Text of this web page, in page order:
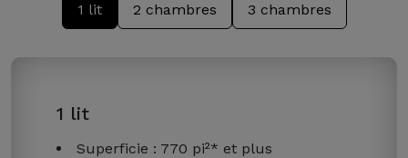
1 lit 2 chambres 3 chambres
1 lit
Superficie : 770 pi²* et plus